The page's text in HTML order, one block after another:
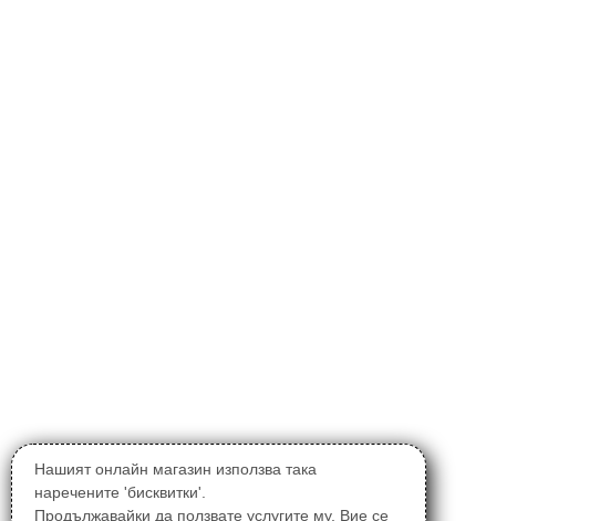
Нашият онлайн магазин използва така
наречените 'бисквитки'.
Продължавайки да ползвате услугите му, Вие се